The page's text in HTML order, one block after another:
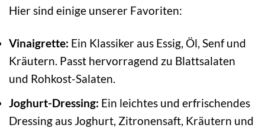
Hier sind einige unserer Favoriten:
Vinaigrette: Ein Klassiker aus Essig, Öl, Senf und
Kräutern. Passt hervorragend zu Blattsalaten
und Rohkost-Salaten.
Joghurt-Dressing: Ein leichtes und erfrischendes
Dressing aus Joghurt, Zitronensaft, Kräutern und